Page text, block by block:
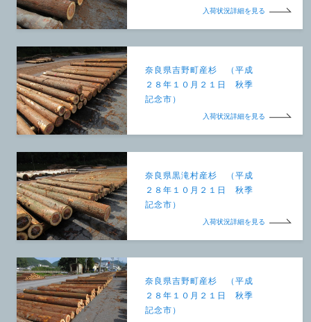
入荷状況詳細を見る
奈良県吉野町産杉 （平成
２８年１０月２１日 秋季
記念市）
入荷状況詳細を見る
奈良県黒滝村産杉 （平成
２８年１０月２１日 秋季
記念市）
入荷状況詳細を見る
奈良県吉野町産杉 （平成
２８年１０月２１日 秋季
記念市）